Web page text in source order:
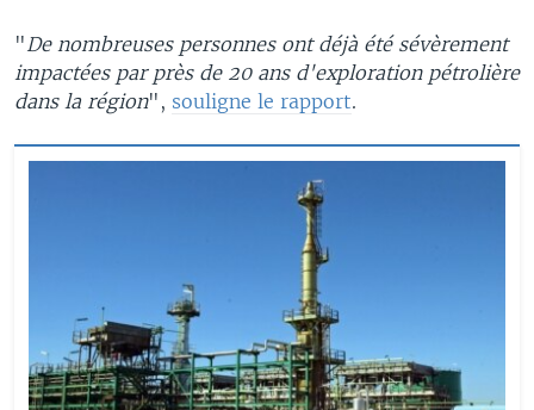
" De nombreuses personnes ont déjà été sévèrement
impactées par près de 20 ans d'exploration pétrolière
dans la région", souligne le rapport.